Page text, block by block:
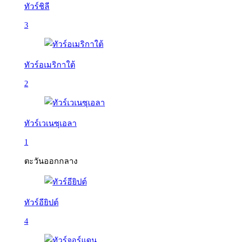
ทัวร์ชิลี
3
ทัวร์อเมริกาใต้
2
ทัวร์เวเนซุเอลา
1
ตะวันออกกลาง
ทัวร์อียิปต์
4